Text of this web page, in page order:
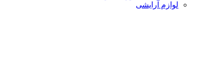
لوازم آرایشی